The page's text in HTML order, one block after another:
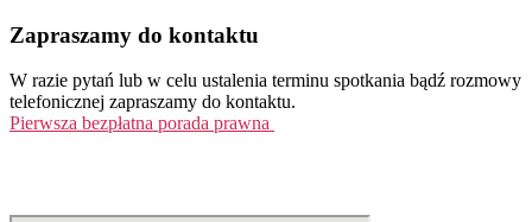
Zapraszamy do kontaktu
W razie pytań lub w celu ustalenia terminu spotkania bądź rozmowy
telefonicznej zapraszamy do kontaktu.
Pierwsza bezpłatna porada prawna